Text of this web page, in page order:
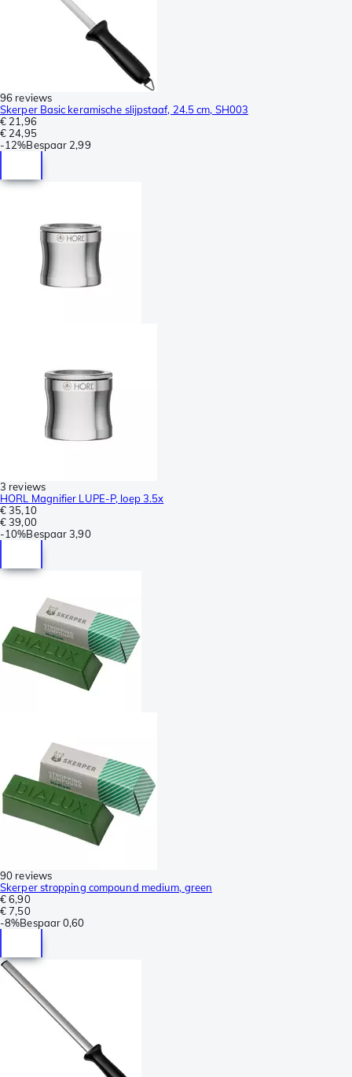
96 reviews
Skerper Basic keramische slijpstaaf, 24.5 cm, SH003
€ 21,96
€ 24,95
-12%Bespaar 2,99
3 reviews
HORL Magnifier LUPE-P, loep 3.5x
€ 35,10
€ 39,00
-10%Bespaar 3,90
90 reviews
Skerper stropping compound medium, green
€ 6,90
€ 7,50
-8%Bespaar0,60